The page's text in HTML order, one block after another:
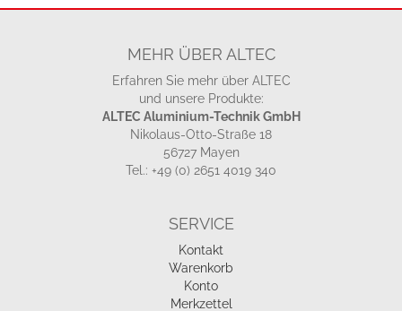
MEHR ÜBER ALTEC
Erfahren Sie mehr über ALTEC
und unsere Produkte:
ALTEC Aluminium-Technik GmbH
Nikolaus-Otto-Straße 18
56727 Mayen
Tel.: +49 (0) 2651 4019 340
SERVICE
Kontakt
Warenkorb
Konto
Merkzettel